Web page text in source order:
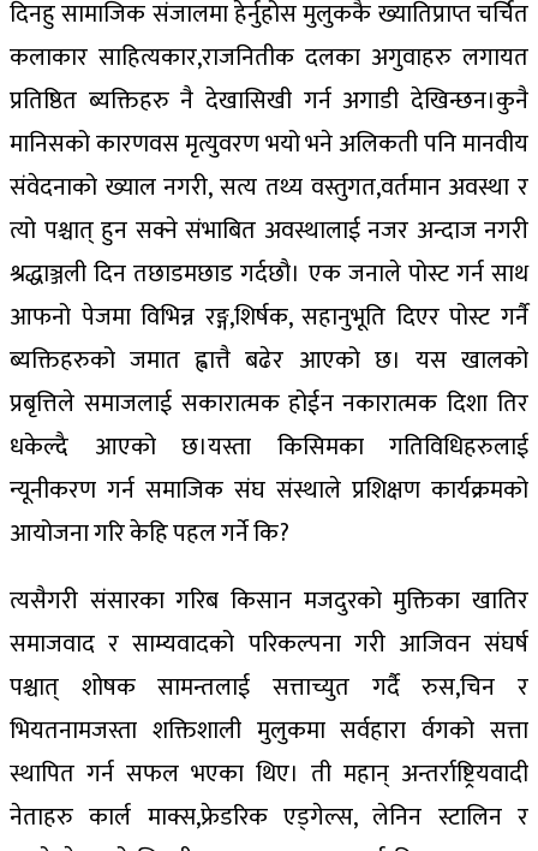
दिनहु सामाजिक संजालमा हेर्नुहोस मुलुककै ख्यातिप्राप्त चर्चित
कलाकार साहित्यकार,राजनितीक दलका अगुवाहरु लगायत
प्रतिष्ठित ब्यक्तिहरु नै देखासिखी गर्न अगाडी देखिन्छन।कुनै
मानिसको कारणवस मृत्युवरण भयो भने अलिकती पनि मानवीय
संवेदनाको ख्याल नगरी, सत्य तथ्य वस्तुगत,वर्तमान अवस्था र
त्यो पश्चात् हुन सक्ने संभाबित अवस्थालाई नजर अन्दाज नगरी
श्रद्धाञ्जली दिन तछाडमछाड गर्दछौ। एक जनाले पोस्ट गर्न साथ
आफनो पेजमा विभिन्न रङ्ग,शिर्षक, सहानुभूति दिएर पोस्ट गर्नै
ब्यक्तिहरुको जमात ह्वात्तै बढेर आएको छ। यस खालको
प्रबृत्तिले समाजलाई सकारात्मक होईन नकारात्मक दिशा तिर
धकेल्दै आएको छ।यस्ता किसिमका गतिविधिहरुलाई
न्यूनीकरण गर्न समाजिक संघ संस्थाले प्रशिक्षण कार्यक्रमको
आयोजना गरि केहि पहल गर्ने कि?
त्यसैगरी संसारका गरिब किसान मजदुरको मुक्तिका खातिर
समाजवाद र साम्यवादको परिकल्पना गरी आजिवन संघर्ष
पश्चात् शोषक सामन्तलाई सत्ताच्युत गर्दै रुस,चिन र
भियतनामजस्ता शक्तिशाली मुलुकमा सर्वहारा र्वगको सत्ता
स्थापित गर्न सफल भएका थिए। ती महान् अन्तर्राष्ट्रियवादी
नेताहरु कार्ल माक्स,फ्रेडरिक एड्गेल्स, लेनिन स्टालिन र